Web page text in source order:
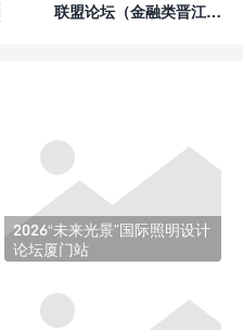
联盟论坛（金融类晋江同
2026“未来光景”国际照明设计
论坛厦门站